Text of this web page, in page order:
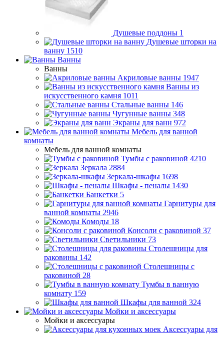
Душевые поддоны 1
Душевые шторки на
ванну 1510
Ванны
Ванны
Акриловые ванны 1947
Ванны из
искусственного камня 1011
Стальные ванны 146
Чугунные ванны 348
Экраны для ванн 972
Мебель для ванной
комнаты
Мебель для ванной комнаты
Тумбы с раковиной 4210
Зеркала 2884
Зеркала-шкафы 1698
Шкафы - пеналы 1430
Банкетки 5
Гарнитуры для
ванной комнаты 2946
Комоды 18
Консоли с раковиной 37
Светильники 73
Столешницы для
раковины 142
Столешницы с
раковиной 28
Тумбы в ванную
комнату 159
Шкафы для ванной 324
Мойки и аксессуары
Мойки и аксессуары
Аксессуары для